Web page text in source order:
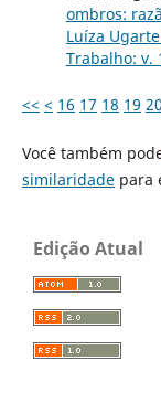
ombros:
Luíza
Trabalho: v.
<< < 16 17 18 19 20
Você também
similaridadepara
Edição Atual